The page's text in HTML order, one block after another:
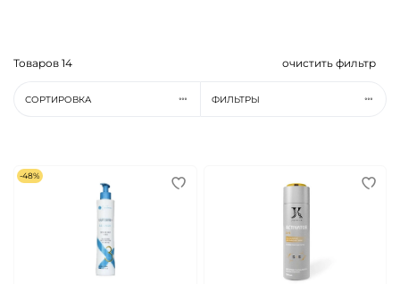
Товаров 14 очистить фильтр
СОРТИРОВКА ФИЛЬТРЫ
-48%